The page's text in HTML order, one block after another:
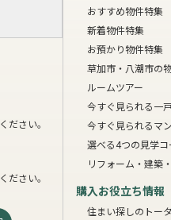
ださい。
ださい。
おすすめ物件特集
新着物件特集
お預かり物件特集
草加市・八潮市の
ルームツアー
今すぐ見られる一
今すぐ見られるマ
選べる4つの見学コ
リフォーム・建築
購入お役立ち情報
住まい探しのトー